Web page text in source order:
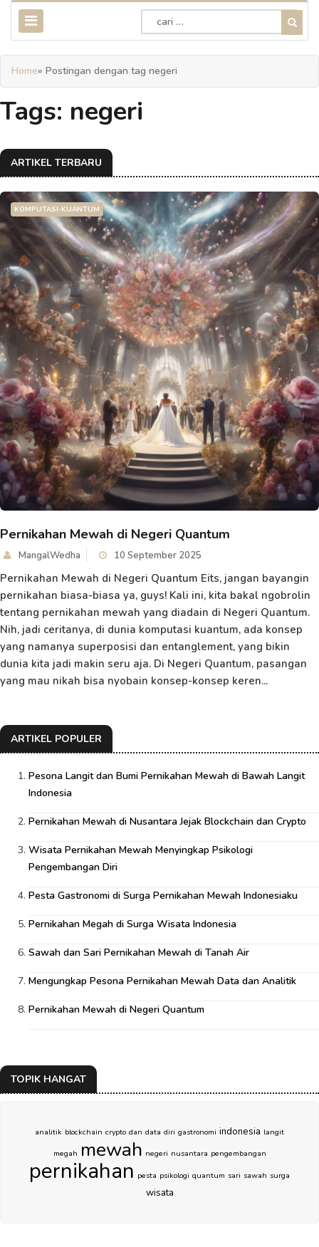
Home» Postingan dengan tag negeri
Tags: negeri
ARTIKEL TERBARU
KOMPUTASI-KUANTUM
Pernikahan Mewah di Negeri Quantum
MangalWedha 10 September 2025
Pernikahan Mewah di Negeri Quantum Eits, jangan bayangin
pernikahan biasa-biasa ya, guys! Kali ini, kita bakal ngobrolin
tentang pernikahan mewah yang diadain di Negeri Quantum.
Nih, jadi ceritanya, di dunia komputasi kuantum, ada konsep
yang namanya superposisi dan entanglement, yang bikin
dunia kita jadi makin seru aja. Di Negeri Quantum, pasangan
yang mau nikah bisa nyobain konsep-konsep keren...
ARTIKEL POPULER
Pesona Langit dan Bumi Pernikahan Mewah di Bawah Langit
Indonesia
Pernikahan Mewah di Nusantara Jejak Blockchain dan Crypto
Wisata Pernikahan Mewah Menyingkap Psikologi
Pengembangan Diri
Pesta Gastronomi di Surga Pernikahan Mewah Indonesiaku
Pernikahan Megah di Surga Wisata Indonesia
Sawah dan Sari Pernikahan Mewah di Tanah Air
Mengungkap Pesona Pernikahan Mewah Data dan Analitik
Pernikahan Mewah di Negeri Quantum
TOPIK HANGAT
analitik blockchain crypto dan data diri gastronomi indonesia langit
megah mewah negeri nusantara pengembangan
pernikahan pesta psikologi quantum sari sawah surga
wisata